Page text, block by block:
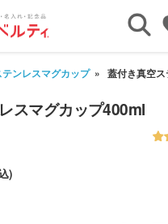
テンレスマグカップ 蓋付き真空ステンレス
スマグカップ400ml
)